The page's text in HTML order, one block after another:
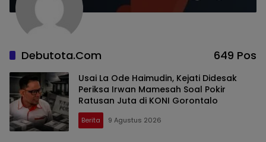
Debutota.com 649 Pos
Usai La Ode Haimudin, Kejati Didesak
Periksa Irwan Mamesah Soal Pokir
Ratusan Juta di KONI Gorontalo
Berita 9 Agustus 2026